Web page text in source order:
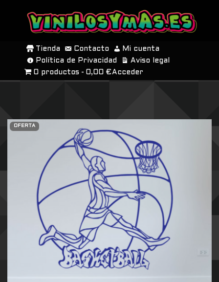
SALTAR
CONTENIDO
Tienda Contacto
Mi cuenta
Política de Privacidad
Aviso legal
0 productos
0,00 € Acceder
OFERTA